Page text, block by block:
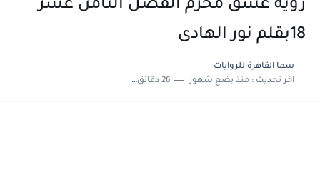
روية عشق محرم الفصل الثامن عشر
18بقلم نور الهادى
سما القاهرة للروايات
اخر تحديث :منذ بضع شهور 26 دقائق للقراءة